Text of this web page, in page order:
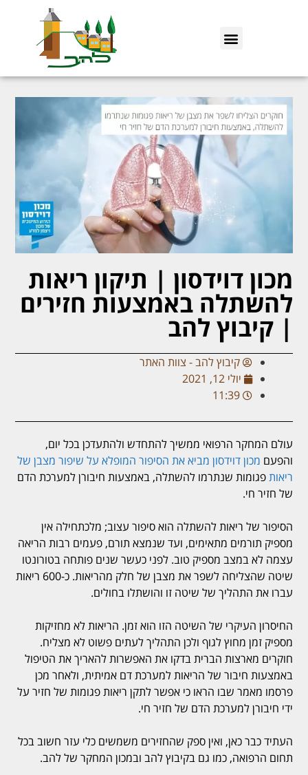
מכון דוידסון | תיקון ריאות
להשתלה באמצעות חזירים
| קיבוץ להב
קיבוץ להב - צוות האתר
יולי 12, 2021
11:39
עולם המחקר הרפואי ממשיך להתחדש ולהתעדכן בכל יום,
והפעם מכון דוידסון מביא את הסיפור המופלא על שיפור מצבן של
ריאותפגומות שנתרמו להשתלה, באמצעות חיבורן למערכת הדם
של חזיר חי.
הסיפור של ריאות להשתלה הוא סיפור עצוב; מלכתחילה אין
מספיק תורמים מתאימים, ועד שנמצא תורם, פעמים רבות הריאה
עצמה לא במצב מספיק טוב. לפני כעשר שנים פותחה בטורונטו
שיטה שהצליחה לשפר את מצבן של חלק מהריאות. כ-600 ריאות
עברו את התהליך של שיטה זו והושתלו בחולים.
החיסרון העיקרי של השיטה הזו הוא זמן. הריאות לא מחזיקות
מספיק זמן מחוץ לגוף ולכן התהליך לעתים פשוט לא מצליח.
חוקרים מארצות הברית בדקו את האפשרות להאריך את הטיפול
באמצעות חיבור של הריאות למערכת דם אמיתית, ולאחר מכן
פרסמו מאמר שבו הראו כי אפשר לתקן ריאות פגומות של חזיר על
ידי חיבורן למערכת הדם של חזיר חי.
העתיד כבר כאן, ואין ספק שהחזירים משמשים כלי עזר חשוב בכל
תחום הרפואה, כמו גם בקיבוץ להב ובמכון המחקר של להב.